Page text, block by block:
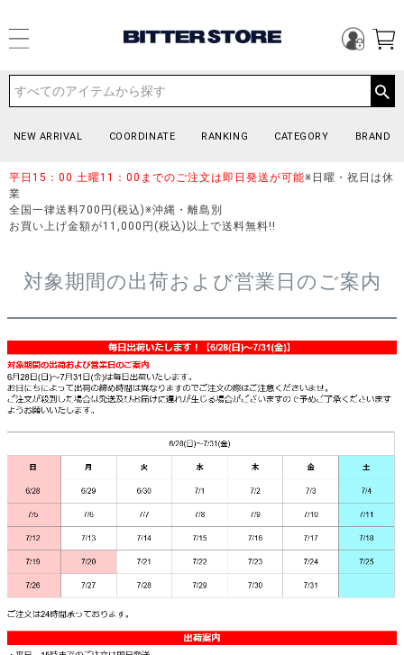
NEW ARRIVAL COORDINATE RANKING CATEGORY BRAND
平日15：00 土曜11：00までのご注文は即日発送が可能※日曜・祝日は休
業
全国一律送料700円(税込)※沖縄・離島別
お買い上げ金額が11,000円(税込)以上で送料無料!!
対象期間の出荷および営業日のご案内